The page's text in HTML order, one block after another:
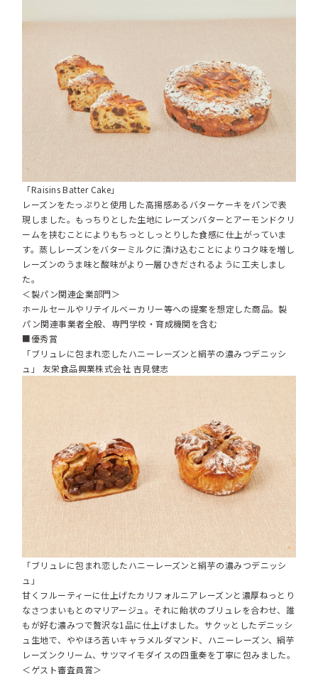
「Raisins Batter Cake」
レーズンをたっぷりと使用した高揚感あるバターケーキをパンで表
現しました。もっちりとした生地にレーズンバターとアーモンドクリ
ームを挟むことによりもちっとしっとりした食感に仕上がっていま
す。蒸しレーズンをバターミルクに漬け込むことによりコク味を増し
レーズンのうま味と酸味がより一層ひきだされるように工夫しまし
た。
＜製パン関連企業部門＞
ホールセールやリテイルベーカリー等への提案を想定した商品。製
パン関連事業者全般、専門学校・育成機関を含む
■優秀賞
「ブリュレに包まれ恋したハニーレーズンと絹芋の濃みつデニッシ
ュ」 友栄食品興業株式会社 吉見健志
「ブリュレに包まれ恋したハニーレーズンと絹芋の濃みつデニッシ
ュ」
甘くフルーティーに仕上げたカリフォルニアレーズンと濃厚ねっとり
なさつまいもとのマリアージュ。それに飴状のブリュレを合わせ、誰
もが好む濃みつで贅沢な1品に仕上げました。サクッとしたデニッシ
ュ生地で、ややほろ苦いキャラメルダマンド、ハニーレーズン、絹芋
レーズンクリーム、サツマイモダイスの四重奏を丁寧に包みました。
＜ゲスト審査員賞＞